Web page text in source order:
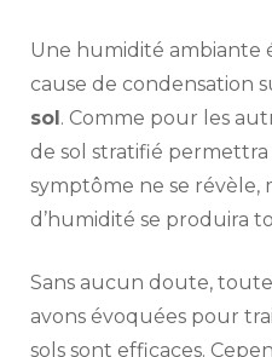
Une humidité ambiante
cause de condensation
sol. Comme pour les
de sol stratifié permettra
symptôme ne se révèle,
d’humidité se produira
Sans aucun doute,
avons évoquées pour
sols sont efficaces.